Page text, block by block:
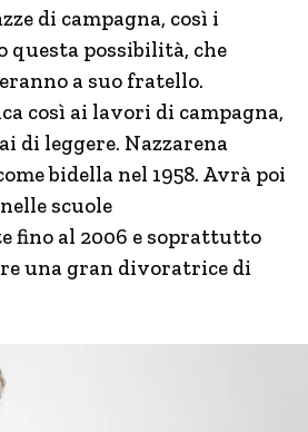
di campagna, così i
questa possibilità, che
a suo fratello.
così ai lavori di campagna,
di leggere. Nazzarena
bidella nel 1958. Avrà poi
scuole
fino al 2006 e soprattutto
una gran divoratrice di